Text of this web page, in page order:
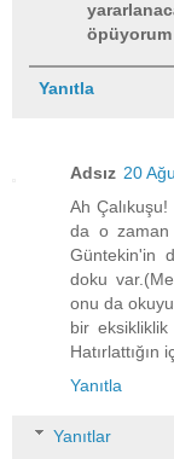
Yanıtla
Adsız 20
Ah
da o zaman
Güntekin'in
doku
onu da
bir eksikliklik
Yanıtla
Yanıtlar